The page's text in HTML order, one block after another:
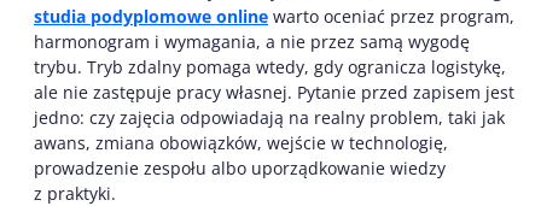
studia podyplomowe online warto oceniać przez program,
harmonogram i wymagania, a nie przez samą wygodę
trybu. Tryb zdalny pomaga wtedy, gdy ogranicza logistykę,
ale nie zastępuje pracy własnej. Pytanie przed zapisem jest
jedno: czy zajęcia odpowiadają na realny problem, taki jak
awans, zmiana obowiązków, wejście w technologię,
prowadzenie zespołu albo uporządkowanie wiedzy
z praktyki.